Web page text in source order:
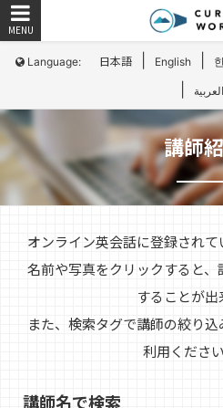
Language: 日本語 English
العربية
講師
オンライン英会話に登録され
名前や写真をクリックすると
することが出
また、検索タグで講師の絞り
利用ください
講師名で検索